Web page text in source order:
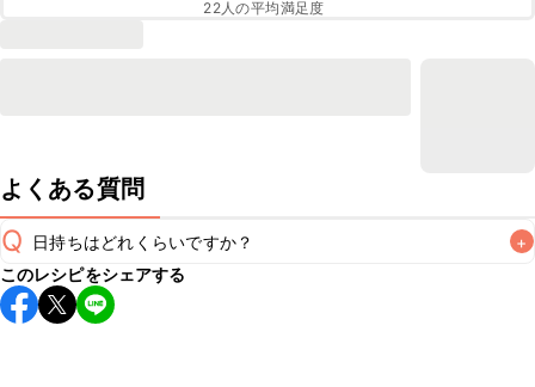
22人の平均満足度
よくある質問
Q 日持ちはどれくらいですか？ +
保存期間は冷蔵で当日中が目安です。なるべくお早めにお召
し上がりください。
このレシピをシェアする